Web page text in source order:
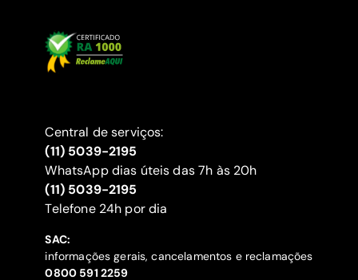
Central de serviços:
(11) 5039-2195
WhatsApp dias úteis das 7h às 20h
(11) 5039-2195
‍Telefone 24h por dia
SAC:
informações gerais, cancelamentos e reclamações
‍0800 591 2259